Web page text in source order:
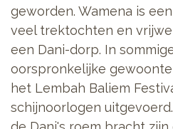
geworden. Wamena is
veel trektochten en
een Dani-dorp. In
oorspronkelijke
het Lembah Baliem
schijnoorlogen